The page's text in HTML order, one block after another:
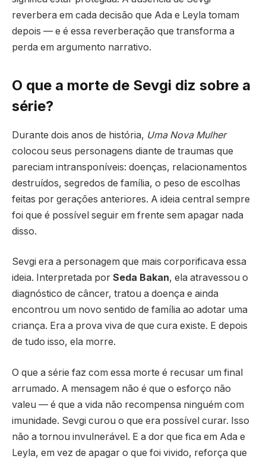
reverbera em cada decisão que Ada e Leyla tomam
depois — e é essa reverberação que transforma a
perda em argumento narrativo.
O que a morte de Sevgi diz sobre a
série?
Durante dois anos de história, Uma Nova Mulher
colocou seus personagens diante de traumas que
pareciam intransponíveis: doenças, relacionamentos
destruídos, segredos de família, o peso de escolhas
feitas por gerações anteriores. A ideia central sempre
foi que é possível seguir em frente sem apagar nada
disso.
Sevgi era a personagem que mais corporificava essa
ideia. Interpretada por Seda Bakan, ela atravessou o
diagnóstico de câncer, tratou a doença e ainda
encontrou um novo sentido de família ao adotar uma
criança. Era a prova viva de que cura existe. E depois
de tudo isso, ela morre.
O que a série faz com essa morte é recusar um final
arrumado. A mensagem não é que o esforço não
valeu — é que a vida não recompensa ninguém com
imunidade. Sevgi curou o que era possível curar. Isso
não a tornou invulnerável. E a dor que fica em Ada e
Leyla, em vez de apagar o que foi vivido, reforça que